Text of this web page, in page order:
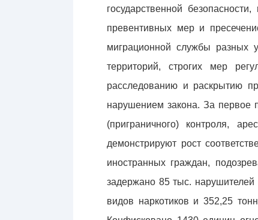
государственной
превентивных мер и
миграционной службы разных
территорий, строгих мер
расследованию и раскрытию
нарушением закона. За первое
(приграничного) контроля,
демонстрируют рост
иностранных граждан,
задержано 85 тыс.
видов наркотиков и 352,25